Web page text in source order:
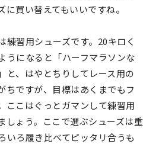
に買い替えてもいいですね。
練習用シューズです。20キロく
うになると「ハーフマラソンな
と、はやとちりしてレース用の
ちですが、目標はあくまでもフ
ここはぐっとガマンして練習用
しょう。ここで選ぶシューズは重
いろ履き比べてピッタリ合うも